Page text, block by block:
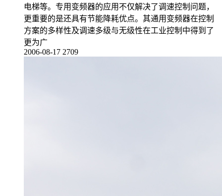
电梯等。专用变频器的应用不仅解决了调速控制问题，
更重要的是还具有节能降耗优点。其通用变频器在控制
方案的多样性及调速多级与无级性在工业控制中得到了
更为广
2006-08-17 2709